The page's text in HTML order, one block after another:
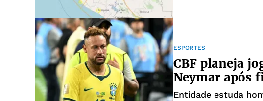
ESPORTES
CBF planeja
Neymar após
Entidade estuda